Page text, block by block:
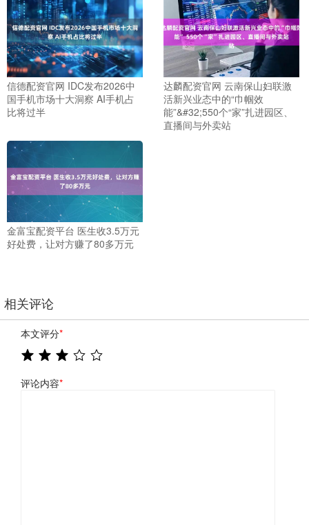
信德配资官网 IDC发布2026中
国手机市场十大洞察 AI手机占
比将过半
达麟配资官网 云南保山妇联激
活新兴业态中的“巾帼效
能”&#32;550个“家”扎进园区、
直播间与外卖站
金富宝配资平台 医生收3.5万元
好处费，让对方赚了80多万元
相关评论
本文评分*
评论内容*